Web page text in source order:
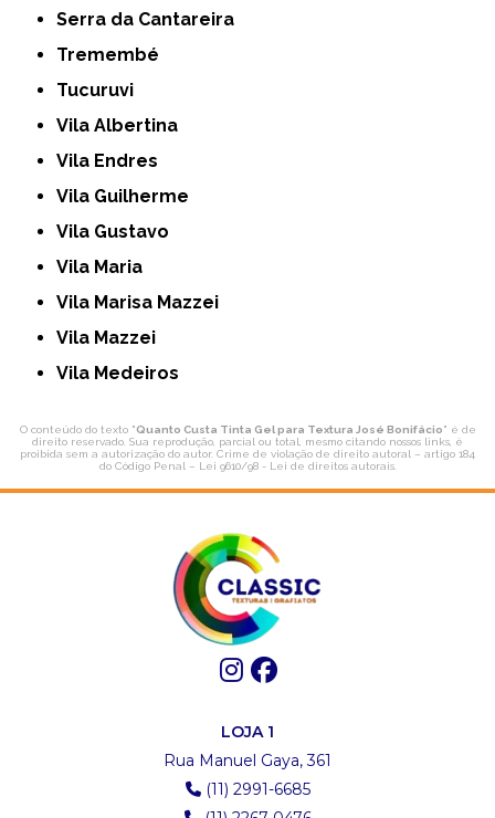
Serra da Cantareira
Tremembé
Tucuruvi
Vila Albertina
Vila Endres
Vila Guilherme
Vila Gustavo
Vila Maria
Vila Marisa Mazzei
Vila Mazzei
Vila Medeiros
O conteúdo do texto "Quanto Custa Tinta Gel para Textura José Bonifácio" é de
direito reservado. Sua reprodução, parcial ou total, mesmo citando nossos links, é
proibida sem a autorização do autor. Crime de violação de direito autoral – artigo 184
do Código Penal – Lei 9610/98 - Lei de direitos autorais.
LOJA 1
Rua Manuel Gaya, 361
(11) 2991-6685